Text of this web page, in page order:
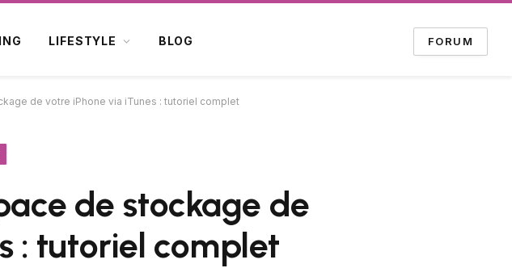
LIFESTYLE BLOG FORUM
de votre iPhone via iTunes : tutoriel complet
de stockage de
: tutoriel complet